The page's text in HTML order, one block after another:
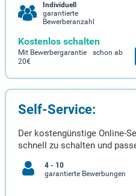
Individuell
garantierte
Bewerberanzahl
Kostenlos schalten
Mit Bewerbergarantie schon ab
20€
Self-Service:
Der kostengünstige Online-
schnell zu schalten und
4 - 10
garantierte Bewerbungen